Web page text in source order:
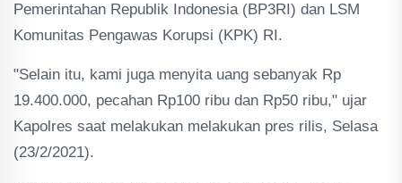
Pemerintahan Republik Indonesia (BP3RI) dan LSM
Komunitas Pengawas Korupsi (KPK) RI.
"Selain itu, kami juga menyita uang sebanyak Rp
19.400.000, pecahan Rp100 ribu dan Rp50 ribu," ujar
Kapolres saat melakukan melakukan pres rilis, Selasa
(23/2/2021).